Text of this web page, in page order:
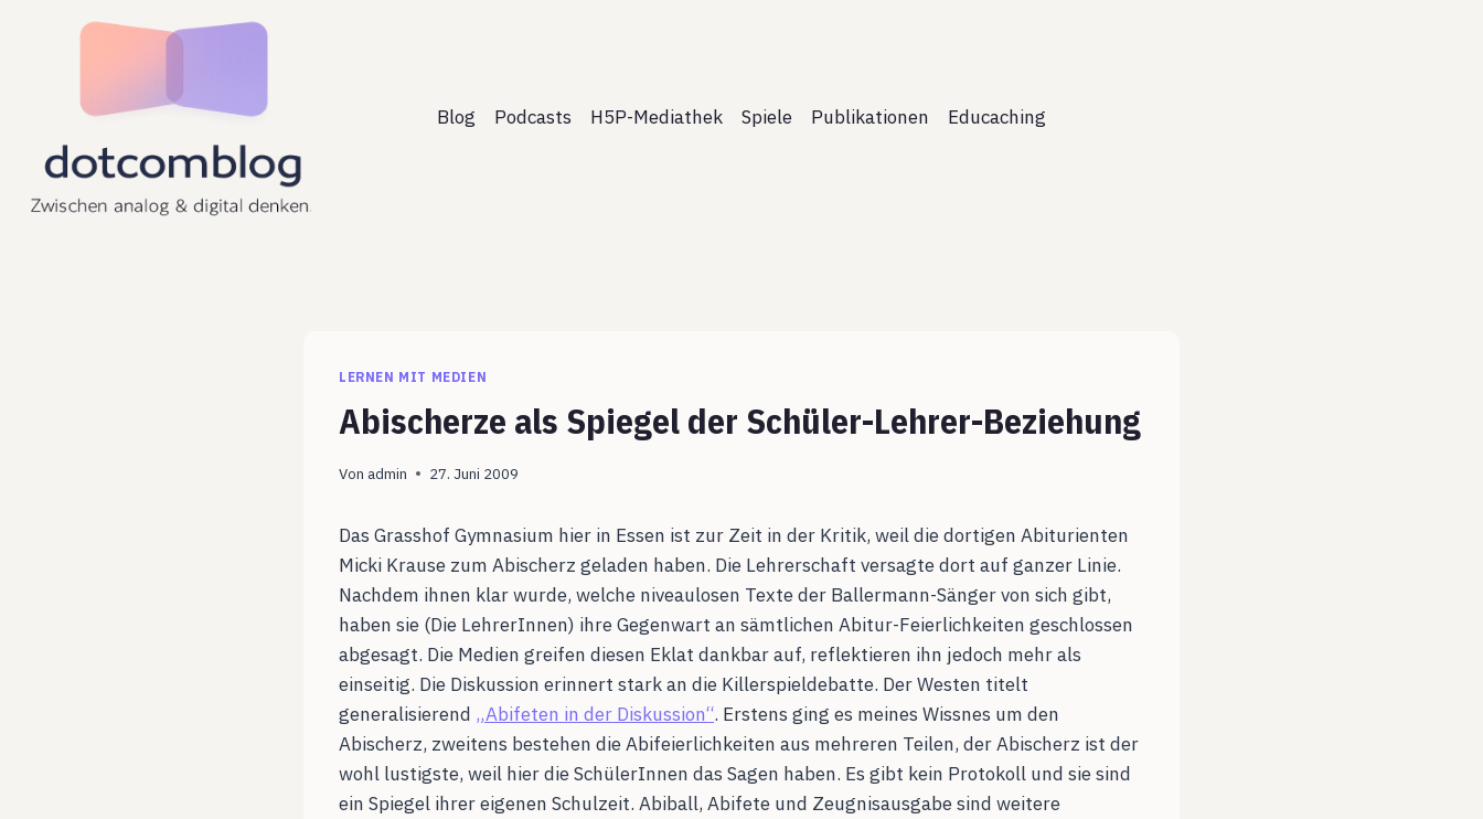
Blog
Podcasts H5P-Mediathek Spiele Publikationen Educaching
LERNEN MIT MEDIEN
Abischerze als Spiegel der Schüler-Lehrer-Beziehung
Von admin 27. Juni 2009
Das Grasshof Gymnasium hier in Essen ist zur Zeit in der Kritik, weil die dortigen Abiturienten
Micki Krause zum Abischerz geladen haben. Die Lehrerschaft versagte dort auf ganzer Linie.
Nachdem ihnen klar wurde, welche niveaulosen Texte der Ballermann-Sänger von sich gibt,
haben sie (Die LehrerInnen) ihre Gegenwart an sämtlichen Abitur-Feierlichkeiten geschlossen
abgesagt. Die Medien greifen diesen Eklat dankbar auf, reflektieren ihn jedoch mehr als
einseitig. Die Diskussion erinnert stark an die Killerspieldebatte. Der Westen titelt
generalisierend „Abifeten in der Diskussion“. Erstens ging es meines Wissnes um den
Abischerz, zweitens bestehen die Abifeierlichkeiten aus mehreren Teilen, der Abischerz ist der
wohl lustigste, weil hier die SchülerInnen das Sagen haben. Es gibt kein Protokoll und sie sind
ein Spiegel ihrer eigenen Schulzeit. Abiball, Abifete und Zeugnisausgabe sind weitere